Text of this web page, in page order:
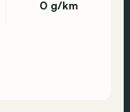
0 g/km